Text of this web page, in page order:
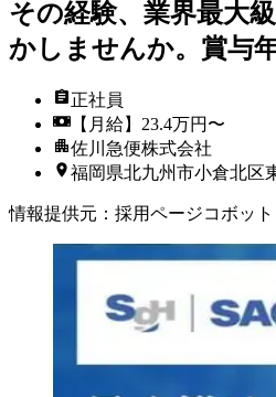
その経験、業界最大
かしませんか。賞与
正社員
【月給】23.4万円〜
佐川急便株式会社
福岡県北九州市小倉北区
情報提供元 ： 採用ページコボット